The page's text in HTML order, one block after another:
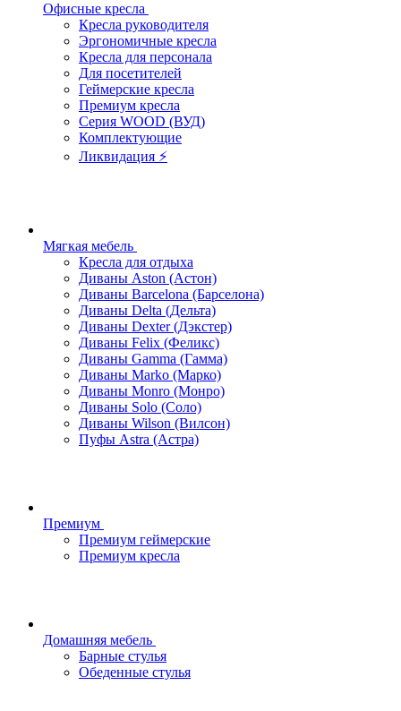
Офисные кресла
Кресла руководителя
Эргономичные кресла
Кресла для персонала
Для посетителей
Геймерские кресла
Премиум кресла
Серия WOOD (ВУД)
Комплектующие
Ликвидация ⚡
Мягкая мебель
Кресла для отдыха
Диваны Aston (Астон)
Диваны Barcelona (Барселона)
Диваны Delta (Дельта)
Диваны Dexter (Дэкстер)
Диваны Felix (Феликс)
Диваны Gamma (Гамма)
Диваны Marko (Марко)
Диваны Monro (Монро)
Диваны Solo (Соло)
Диваны Wilson (Вилсон)
Пуфы Astra (Астра)
Премиум
Премиум геймерские
Премиум кресла
Домашняя мебель
Барные стулья
Обеденные стулья